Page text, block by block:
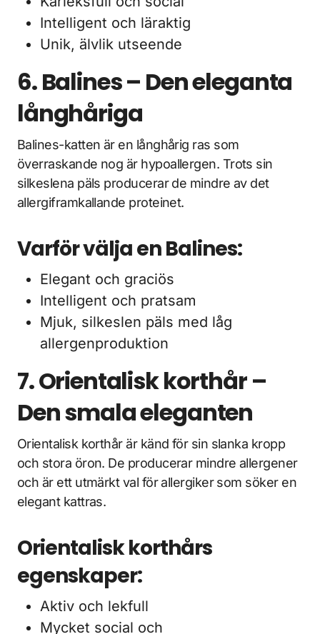
Intelligent och läraktig
Unik, älvlik utseende
6. Balines – Den eleganta
långhåriga
Balines-katten är en långhårig ras som
överraskande nog är hypoallergen. Trots sin
silkeslena päls producerar de mindre av det
allergiframkallande proteinet.
Varför välja en Balines:
Elegant och graciös
Intelligent och pratsam
Mjuk, silkeslen päls med låg
allergenproduktion
7. Orientalisk korthår –
Den smala eleganten
Orientalisk korthår är känd för sin slanka kropp
och stora öron. De producerar mindre allergener
och är ett utmärkt val för allergiker som söker en
elegant kattras.
Orientalisk korthårs
egenskaper:
Aktiv och lekfull
Mycket social och